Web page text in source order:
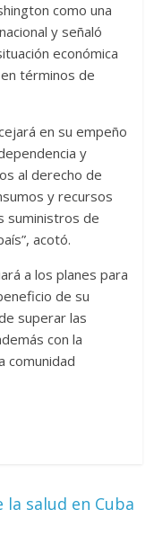
como una
y señaló
económica
términos de
en su empeño
y
al derecho de
y recursos
suministros de
acotó.
a los planes para
de su
superar las
con la
comunidad
la salud en Cuba